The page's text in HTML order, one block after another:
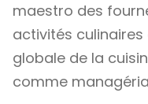
maestro des
activités
globale de la
comme